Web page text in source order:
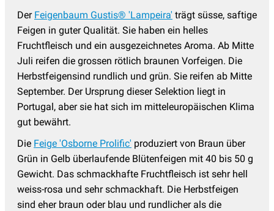
Der Feigenbaum Gustis® 'Lampeira' trägt süsse, saftige
Feigen in guter Qualität. Sie haben ein helles
Fruchtfleisch und ein ausgezeichnetes Aroma. Ab Mitte
Juli reifen die grossen rötlich braunen Vorfeigen. Die
Herbstfeigensind rundlich und grün. Sie reifen ab Mitte
September. Der Ursprung dieser Selektion liegt in
Portugal, aber sie hat sich im mitteleuropäischen Klima
gut bewährt.
Die Feige 'Osborne Prolific' produziert von Braun über
Grün in Gelb überlaufende Blütenfeigen mit 40 bis 50 g
Gewicht. Das schmackhafte Fruchtfleisch ist sehr hell
weiss-rosa und sehr schmackhaft. Die Herbstfeigen
sind eher braun oder blau und rundlicher als die